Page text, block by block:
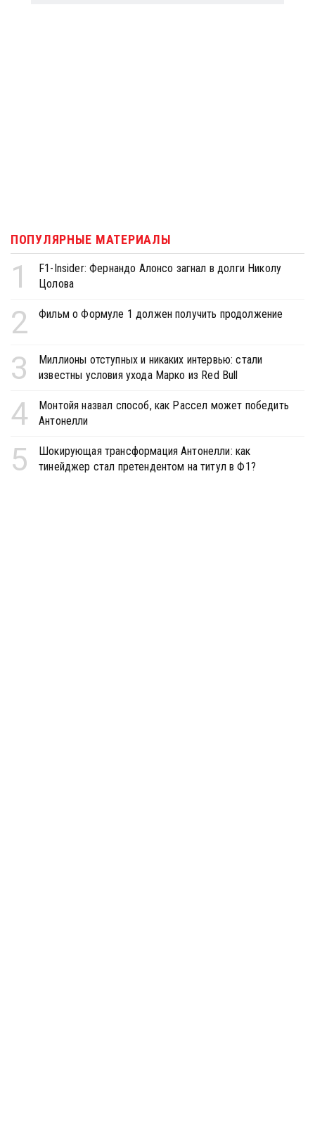
ПОПУЛЯРНЫЕ МАТЕРИАЛЫ
1
F1-Insider: Фернандо Алонсо загнал в долги Николу
Цолова
2 Фильм о Формуле 1 должен получить продолжение
3
Миллионы отступных и никаких интервью: стали
известны условия ухода Марко из Red Bull
4
Монтойя назвал способ, как Рассел может победить
Антонелли
5
Шокирующая трансформация Антонелли: как
тинейджер стал претендентом на титул в Ф1?